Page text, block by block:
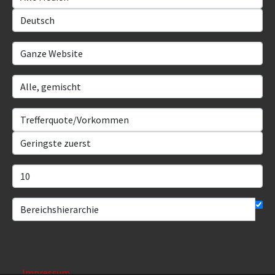
Impressum